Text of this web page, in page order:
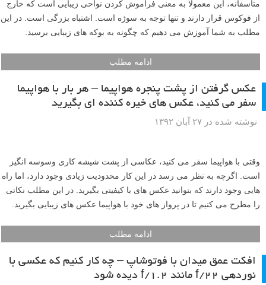
زمانی، از تنظیمات ISO دوربین خود استفاده کنید. در این آموزش تمام چیز
هایی که باید بدانید را به شما خواهیم گفت.
ادامه مطلب
نوشته شده در ۱۶ آذر ۱۳۹۲
متاسفانه، این معمولا به معنی فراموش کردن نواحی زیبایی است که خارج
از فوکوس قرار دارند و تنها توجه به سوژه است. اشتباه بزرگی است. در این
مطلب به شما آموزش می دهیم که چگونه به بوکه های زیبایی برسید.
ادامه مطلب
سفر می کنید، عکس های خیره کننده ای بگیرید